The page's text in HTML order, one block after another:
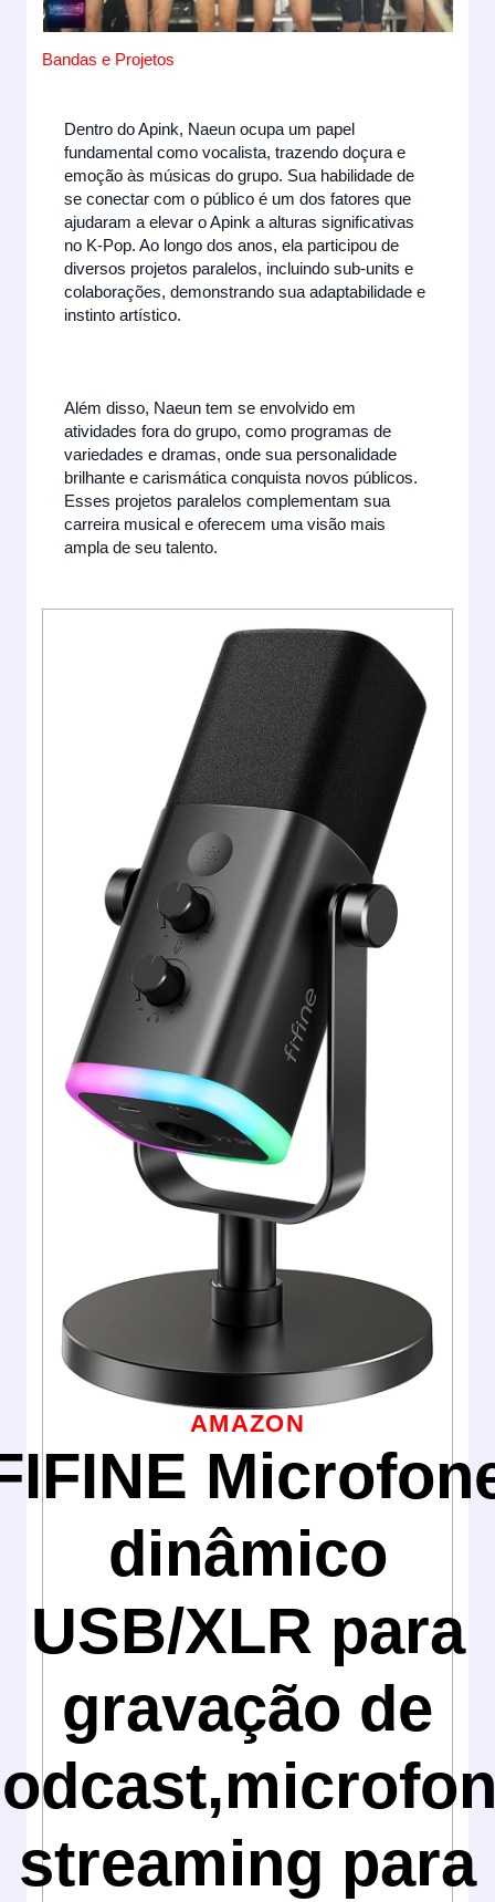
Bandas e Projetos
Dentro do Apink, Naeun ocupa um papel
fundamental como vocalista, trazendo doçura e
emoção às músicas do grupo. Sua habilidade de
se conectar com o público é um dos fatores que
ajudaram a elevar o Apink a alturas significativas
no K-Pop. Ao longo dos anos, ela participou de
diversos projetos paralelos, incluindo sub-units e
colaborações, demonstrando sua adaptabilidade e
instinto artístico.
Além disso, Naeun tem se envolvido em
atividades fora do grupo, como programas de
variedades e dramas, onde sua personalidade
brilhante e carismática conquista novos públicos.
Esses projetos paralelos complementam sua
carreira musical e oferecem uma visão mais
ampla de seu talento.
AMAZON
dinâmico
USB/XLR para
gravação de
streaming para